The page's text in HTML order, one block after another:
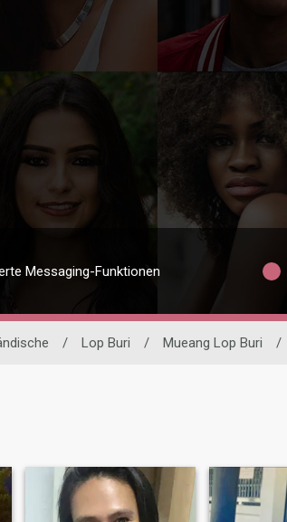
Messaging-Funktionen
/ Lop Buri / Mueang Lop Buri /